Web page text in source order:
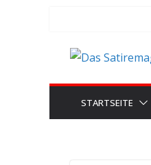
springen
STARTSEITE